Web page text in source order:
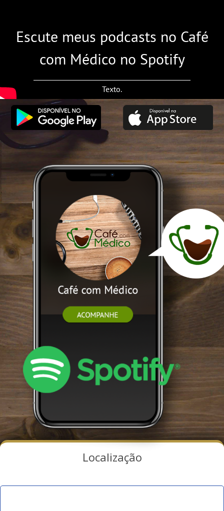
Escute meus podcasts no Café
com Médico no Spotify
Texto.
Localização